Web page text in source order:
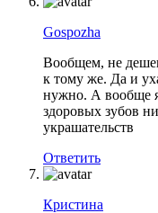
Gospozha
Вообщем, не
к тому же. Да и
нужно. А вообще
здоровых зубов
украшательств
Ответить
Кристина